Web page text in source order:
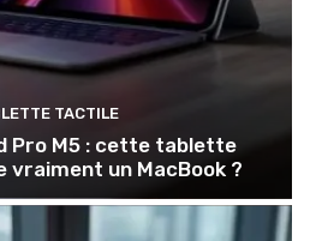
TACTILE
Pro M5 : cette tablette
un MacBook ?